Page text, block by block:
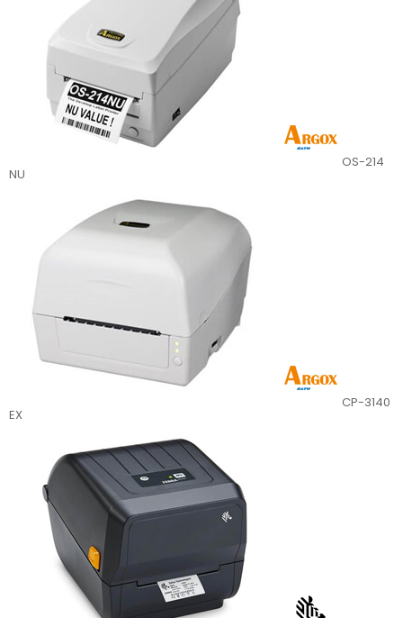
OS-214
NU
CP-3140
EX